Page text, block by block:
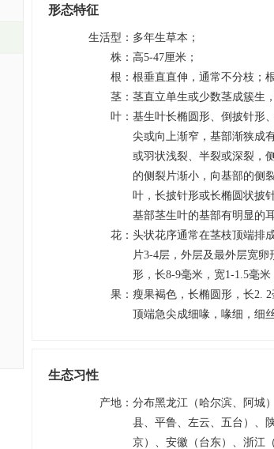
形态特征
生活型 ： 多年生草本；
株 ： 高5-47厘米；
根 ： 根垂直直伸，通常不分枝；
茎 ： 茎直立单生或少数茎成簇生
叶 ： 基生叶长椭圆形、倒披针形
尖或向上渐窄，基部渐狭成
或羽状浅裂、半裂或深裂，
的侧裂片渐小，向基部的侧
叶，长披针形或长椭圆状披
基部茎生叶的基部有明显的
花 ： 头状花序通常在茎枝顶端排
片3-4层，外层及最外层宽
形，长8-9毫米，宽1-1.5毫
果 ： 瘦果褐色，长椭圆形，长2.
顶端急尖成细喙，喙细，细
生态习性
产地 ： 分布黑龙江（哈尔滨、阿城
县、平鲁、左云、五台）、
京）、安徽（台东）、浙江